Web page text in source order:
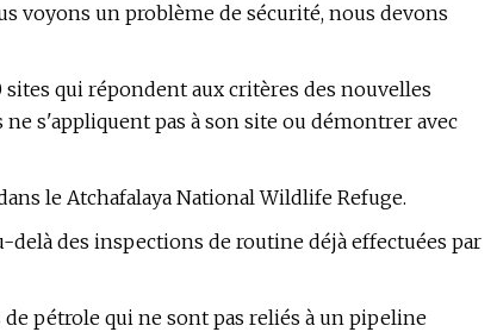
voyons un problème de sécurité, nous devons
qui répondent aux critères des nouvelles
s'appliquent pas à son site ou démontrer avec
le Atchafalaya National Wildlife Refuge.
des inspections de routine déjà effectuées par
pétrole qui ne sont pas reliés à un pipeline